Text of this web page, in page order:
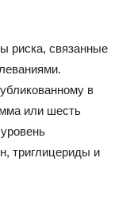
риска, связанные
в
или шесть
триглицериды и